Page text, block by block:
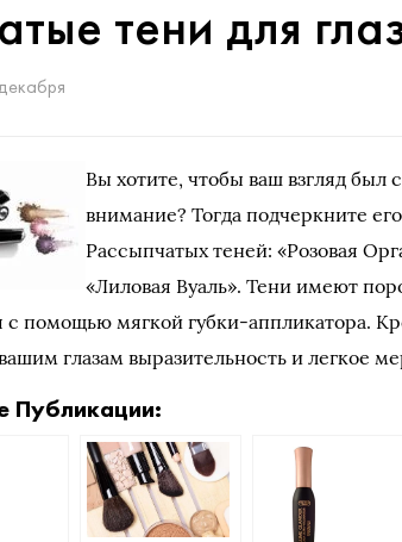
тени для
Вы хотите, чтобы ваш взгляд
внимание? Тогда подчеркните
Рассыпчатых теней: «Розовая
«Лиловая Вуаль». Тени имеют
с помощью мягкой губки-аппликатора.
глазам выразительность и легкое
Публикации: